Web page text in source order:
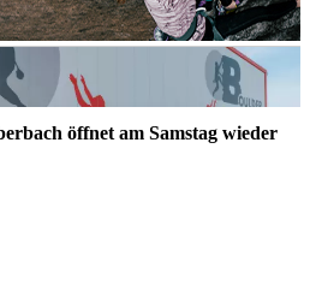
öffnet am Samstag wieder